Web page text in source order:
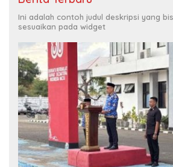
Ini adalah contoh judul deskripsi yang
sesuaikan pada widget